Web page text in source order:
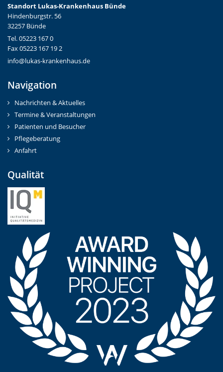
Standort Lukas-Krankenhaus Bünde
Hindenburgstr. 56
32257 Bünde
Tel. 05223 167 0
Fax 05223 167 19 2
info@lukas-krankenhaus.de
Navigation
Nachrichten & Aktuelles
Termine & Veranstaltungen
Patienten und Besucher
Pflegeberatung
Anfahrt
Qualität